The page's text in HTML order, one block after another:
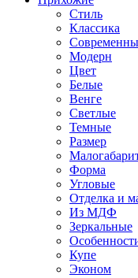
Стиль
Классика
Модерн
Цвет
Белые
Венге
Светлые
Темные
Размер
Форма
Угловые
Отделка и
Из МДФ
Зеркальные
Купе
Эконом